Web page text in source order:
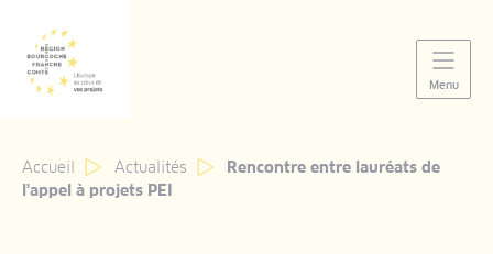
Menu
Accueil Actualités
Rencontre entre lauréats de
l'appel à projets PEI